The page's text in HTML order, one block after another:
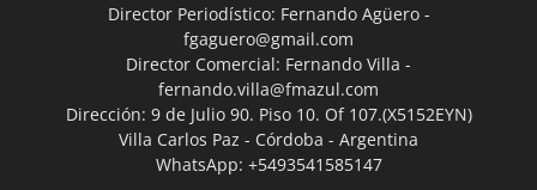
Director Periodístico: Fernando Agüero -
fgaguero@gmail.com
Director Comercial: Fernando Villa -
fernando.villa@fmazul.com
Dirección: 9 de Julio 90. Piso 10. Of 107.(X5152EYN)
Villa Carlos Paz - Córdoba - Argentina
WhatsApp: +5493541585147